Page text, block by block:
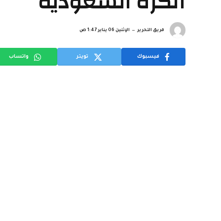
فريق التحرير الإثنين 06 يناير 1:47 ص
فيسبوك تويتر واتساب